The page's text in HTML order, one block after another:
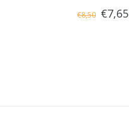
€8,50 €7,65